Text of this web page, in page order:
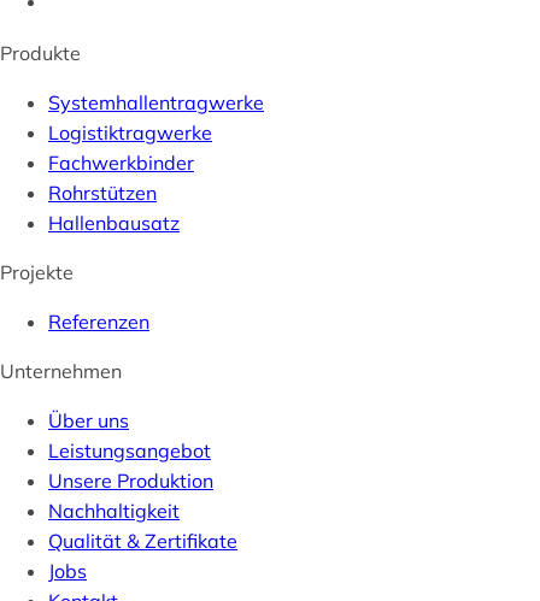
Produkte
Systemhallentragwerke
Logistiktragwerke
Fachwerkbinder
Rohrstützen
Hallenbausatz
Projekte
Referenzen
Unternehmen
Über uns
Leistungsangebot
Unsere Produktion
Nachhaltigkeit
Qualität & Zertifikate
Jobs